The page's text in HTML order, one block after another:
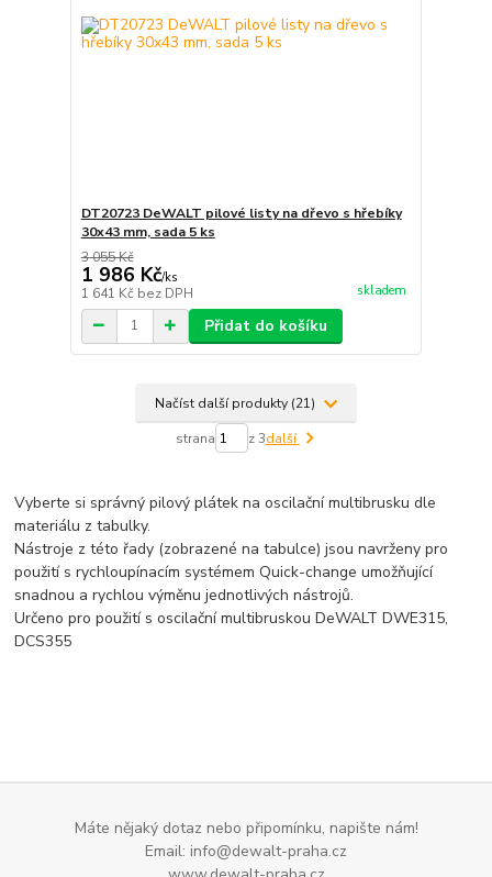
DT20723 DeWALT pilové listy na dřevo s hřebíky
30x43 mm, sada 5 ks
3 055 Kč
1 986 Kč/ks
1 641 Kč bez DPH skladem
Přidat do košíku
Načíst další produkty (21)
strana z 3další
Vyberte si správný pilový plátek na oscilační multibrusku dle
materiálu z tabulky.
Nástroje z této řady (zobrazené na tabulce) jsou navrženy pro
použití s rychloupínacím systémem Quick-change umožňující
snadnou a rychlou výměnu jednotlivých nástrojů.
Určeno pro použití s oscilační multibruskou DeWALT DWE315,
DCS355
Máte nějaký dotaz nebo připomínku, napište nám!
Email: info@dewalt-praha.cz